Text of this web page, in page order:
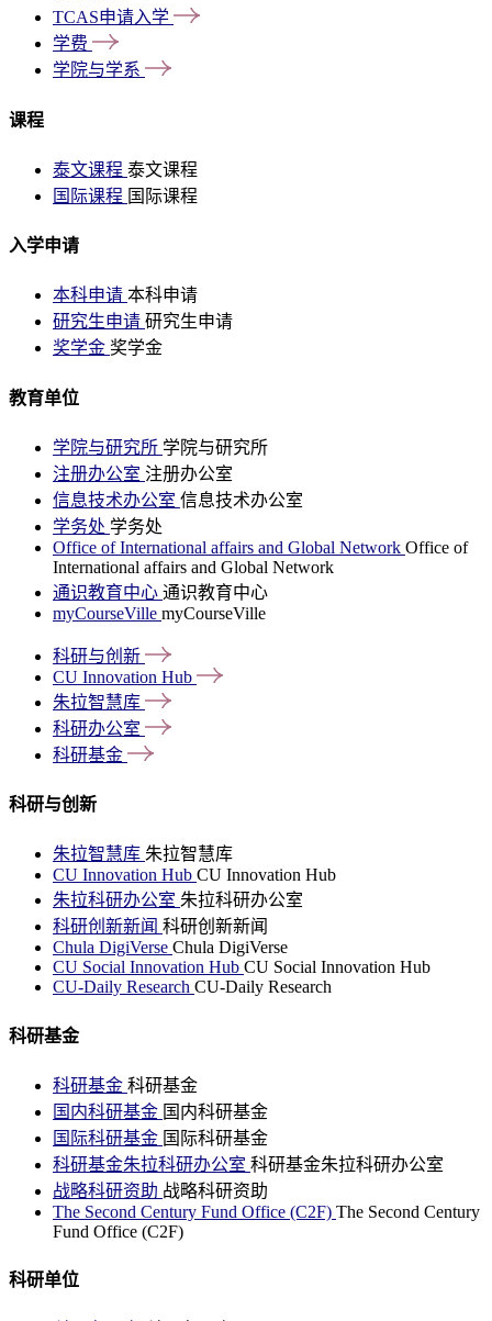
TCAS申请入学
学费
学院与学系
课程
泰文课程 泰文课程
国际课程 国际课程
入学申请
本科申请 本科申请
研究生申请 研究生申请
奖学金 奖学金
教育单位
学院与研究所 学院与研究所
注册办公室 注册办公室
信息技术办公室 信息技术办公室
学务处 学务处
Office of International affairs and Global Network Office of
International affairs and Global Network
通识教育中心 通识教育中心
myCourseVille myCourseVille
科研与创新
CU Innovation Hub
朱拉智慧库
科研办公室
科研基金
科研与创新
朱拉智慧库 朱拉智慧库
CU Innovation Hub CU Innovation Hub
朱拉科研办公室 朱拉科研办公室
科研创新新闻 科研创新新闻
Chula DigiVerse Chula DigiVerse
CU Social Innovation Hub CU Social Innovation Hub
CU-Daily Research CU-Daily Research
科研基金
科研基金 科研基金
国内科研基金 国内科研基金
国际科研基金 国际科研基金
科研基金朱拉科研办公室 科研基金朱拉科研办公室
战略科研资助 战略科研资助
The Second Century Fund Office (C2F) The Second Century
Fund Office (C2F)
科研单位